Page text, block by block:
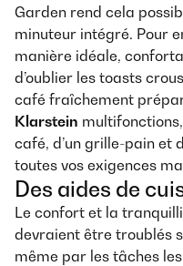
Garden rend cela
minuteur intégré. Pour
manière idéale,
d’oublier les toasts
café fraîchement
Klarstein
café, d’un grille-pain et
toutes vos exigences
Des aides de
Le confort et la
devraient être troublés
même par les tâches